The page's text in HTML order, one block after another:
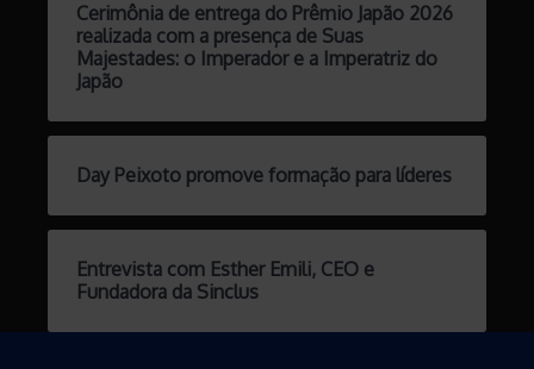
Cerimônia de entrega do Prêmio Japão 2026
realizada com a presença de Suas
Majestades: o Imperador e a Imperatriz do
Japão
Day Peixoto promove formação para líderes
Entrevista com Esther Emili, CEO e
Fundadora da Sinclus